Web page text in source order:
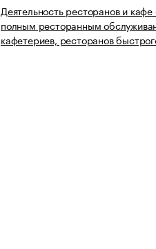
Деятельность ресторанов и кафе
полным ресторанным
кафетериев, ресторанов